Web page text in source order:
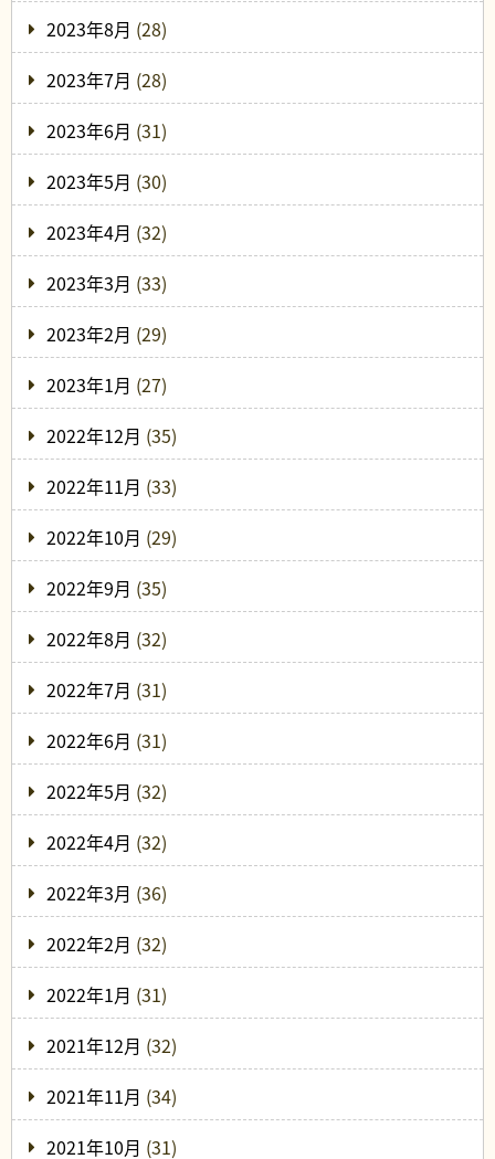
2023年8月 (28)
2023年7月 (28)
2023年6月 (31)
2023年5月 (30)
2023年4月 (32)
2023年3月 (33)
2023年2月 (29)
2023年1月 (27)
2022年12月 (35)
2022年11月 (33)
2022年10月 (29)
2022年9月 (35)
2022年8月 (32)
2022年7月 (31)
2022年6月 (31)
2022年5月 (32)
2022年4月 (32)
2022年3月 (36)
2022年2月 (32)
2022年1月 (31)
2021年12月 (32)
2021年11月 (34)
2021年10月 (31)